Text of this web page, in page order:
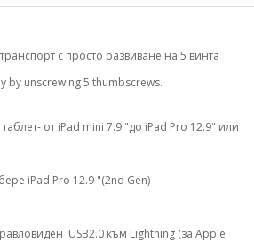
с просто развиване на 5 винта
by unscrewing 5 thumbscrews.
от iPad mini 7.9 "до iPad Pro 12.9" или
iPad Pro 12.9 "(2nd Gen)
USB2.0 към Lightning (за Apple